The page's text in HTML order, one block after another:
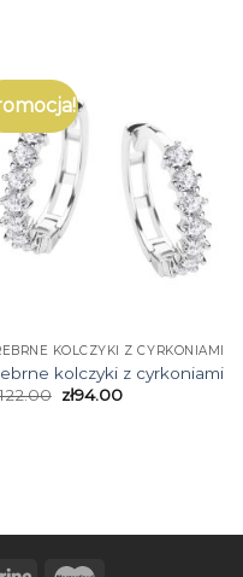
KOLCZYKI Z CYRKONIAMI
kolczyki z cyrkoniami
zł94.00